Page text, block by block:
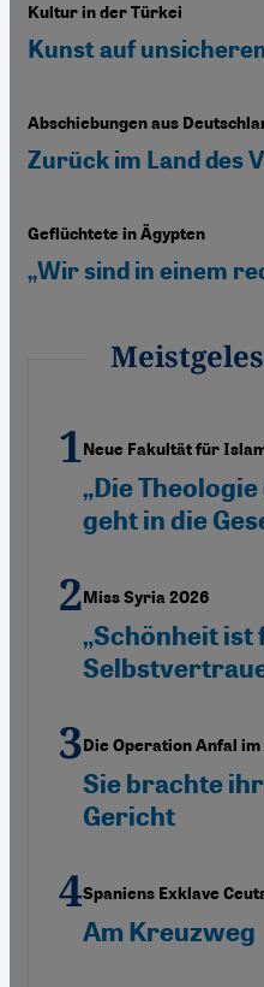
Kultur in der Türkei
Kunst auf
Abschiebungen aus
Zurück im Land des
Geflüchtete in Ägypten
„Wir sind in einem
Neue Fakultät für
„Die
geht in die
Miss Syria 2026
„Schönheit ist
Die Operation Anfal
Sie brachte
Gericht
Spaniens Exklave
Am Kreuzweg